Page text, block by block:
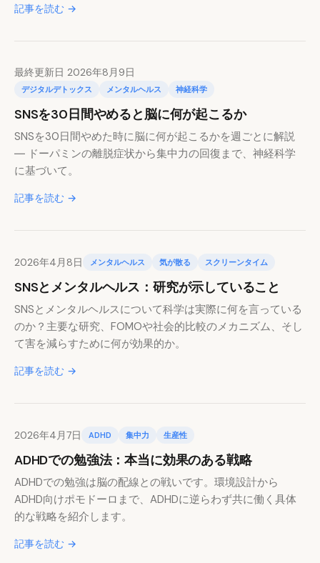
記事を読む →
最終更新日 2026年8月9日
デジタルデトックス メンタルヘルス 神経科学
SNSを30日間やめると脳に何が起こるか
SNSを30日間やめた時に脳に何が起こるかを週ごとに解説
― ドーパミンの離脱症状から集中力の回復まで、神経科学
に基づいて。
記事を読む →
2026年4月8日 メンタルヘルス 気が散る スクリーンタイム
SNSとメンタルヘルス：研究が示していること
SNSとメンタルヘルスについて科学は実際に何を言っている
のか？主要な研究、FOMOや社会的比較のメカニズム、そし
て害を減らすために何が効果的か。
記事を読む →
2026年4月7日 ADHD 集中力 生産性
ADHDでの勉強法：本当に効果のある戦略
ADHDでの勉強は脳の配線との戦いです。環境設計から
ADHD向けポモドーロまで、ADHDに逆らわず共に働く具体
的な戦略を紹介します。
記事を読む →